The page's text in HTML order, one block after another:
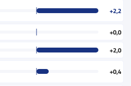
+2,2
+0,0
+2,0
+0,4